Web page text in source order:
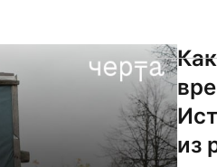
из